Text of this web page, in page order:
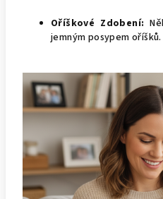
Oříškové Zdobení:
jemným posypem oříšků.